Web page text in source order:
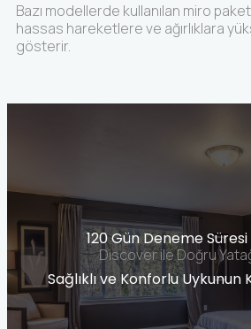
Bazı modellerde kullanılan miro
hassas hareketlere ve ağırlıklara
gösterir.
120 Gün Deneme Süresi
Discover ile Doğru
Sağlıklı ve Konforlu Uykunun